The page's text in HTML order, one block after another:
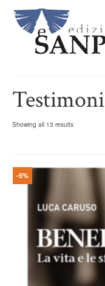
Testimoni
Showing all 13 results
-5%